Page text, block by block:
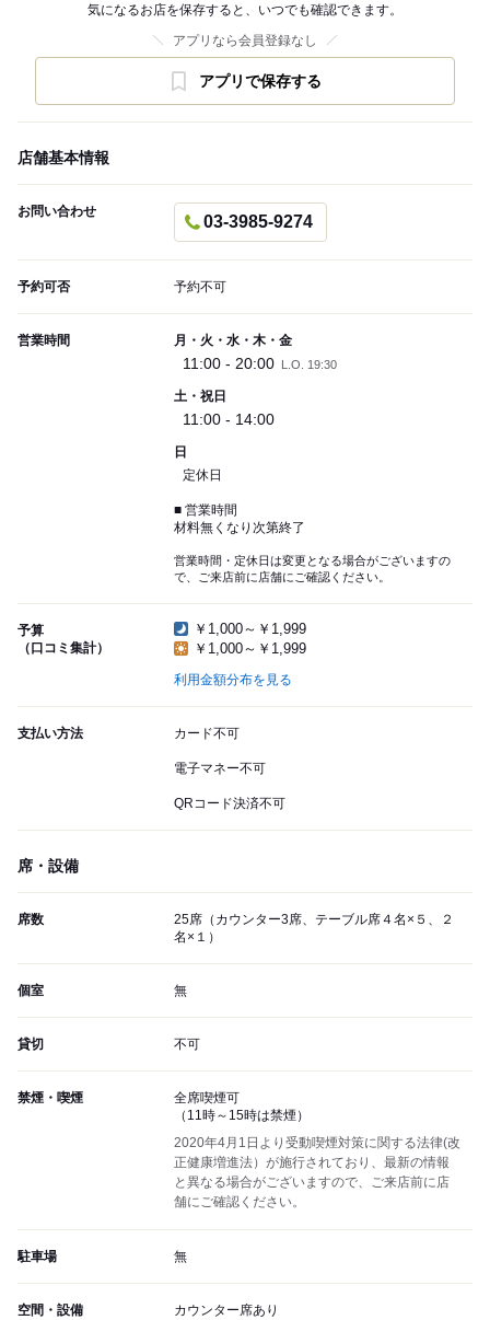
気になるお店を保存すると、いつでも確認できます。
アプリなら会員登録なし
アプリで保存する
店舗基本情報
お問い合わせ
03-3985-9274
予約可否 予約不可
営業時間 月・火・水・木・金
11:00 - 20:00 L.O. 19:30
土・祝日
11:00 - 14:00
日
定休日
■ 営業時間
材料無くなり次第終了
営業時間・定休日は変更となる場合がございますの
で、ご来店前に店舗にご確認ください。
予算
（口コミ集計）
￥1,000～￥1,999
￥1,000～￥1,999
利用金額分布を見る
支払い方法 カード不可
電子マネー不可
QRコード決済不可
席・設備
席数
25席（カウンター3席、テーブル席４名×５、２
名×１）
個室 無
貸切 不可
禁煙・喫煙
全席喫煙可
（11時～15時は禁煙）
2020年4月1日より受動喫煙対策に関する法律(改
正健康増進法）が施行されており、最新の情報
と異なる場合がございますので、ご来店前に店
舗にご確認ください。
駐車場 無
空間・設備 カウンター席あり